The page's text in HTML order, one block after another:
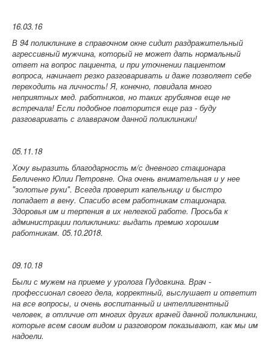
16.03.16
В 94 поликлинике в справочном окне сидит раздражительный
агрессивный мужчина, который не может дать нормальный
ответ на вопрос пациента, и при уточнении пациентом
вопроса, начинает резко разговаривать и даже позволяет себе
переходить на личность! Я, конечно, повидала много
неприятных мед. работников, но таких грубиянов еще не
встречала! Если подобное повторится еще раз - буду
разговаривать с главврачом данной поликлиники!
05.11.18
Хочу выразить благодарность м/с дневного стационара
Беличенко Юлии Петровне. Она очень внимательная и у нее
"золотые руки". Всегда проверит капельницу и быстро
попадает в вену. Спасибо всем работникам стационара.
Здоровья им и терпения в их нелегкой работе. Просьба к
администрации поликлиники: выдать премию хорошим
работникам. 05.10.2018.
09.10.18
Были с мужем на приеме у уролога Пудовкина. Врач -
профессионал своего дела, корректный, выслушает и ответит
на все вопросы, и очень воспитанный и интеллигентный
человек, в отличие от многих других врачей данной поликлиники,
которые всем своим видом и разговором показывают, как мы им
надоели.